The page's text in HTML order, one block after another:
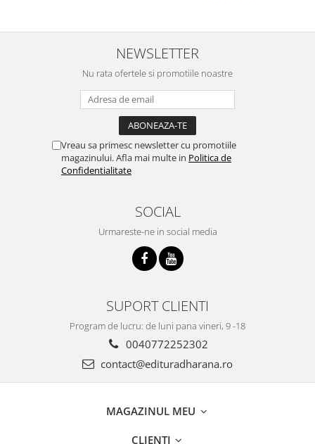
NEWSLETTER
Nu rata ofertele si promotiile noastre
Vreau sa primesc newsletter cu promotiile
magazinului. Afla mai multe in Politica de
Confidentialitate
SOCIAL
Urmareste-ne in social media
SUPORT CLIENTI
Program de lucru: de luni pana vineri, 9 -18
0040772252302
contact@edituradharana.ro
MAGAZINUL MEU
CLIENTI